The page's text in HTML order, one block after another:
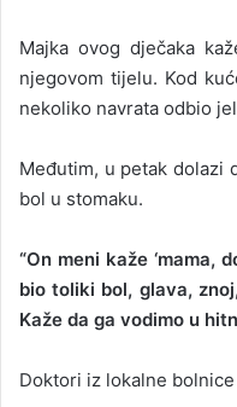
Majka ovog dječaka
njegovom tijelu. Kod
nekoliko navrata odbio
Međutim, u petak dolazi
bol u stomaku.
“On meni kaže ‘mama,
bio toliki bol, glava,
Kaže da ga vodimo u
Doktori iz lokalne